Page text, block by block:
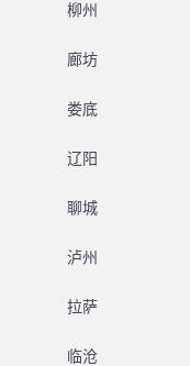
柳州
廊坊
娄底
辽阳
聊城
泸州
拉萨
临沧